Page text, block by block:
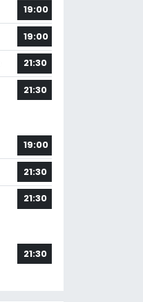
19:00
19:00
21:30
21:30
19:00
21:30
21:30
21:30